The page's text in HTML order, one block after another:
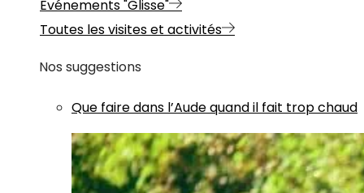
Evénements "Glisse"
Toutes les visites et activités
Nos suggestions
Que faire dans l’Aude quand il fait trop chaud